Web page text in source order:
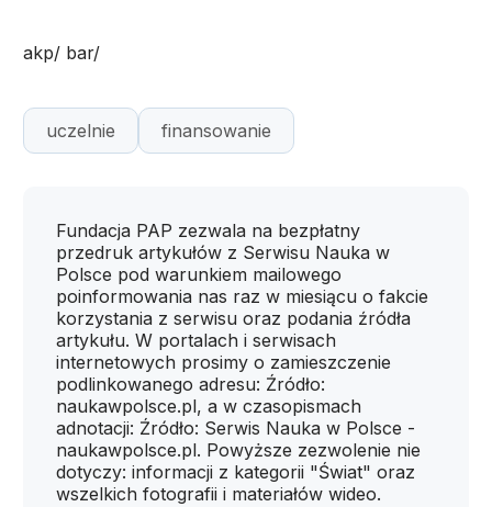
akp/ bar/
uczelnie finansowanie
Fundacja PAP zezwala na bezpłatny
przedruk artykułów z Serwisu Nauka w
Polsce pod warunkiem mailowego
poinformowania nas raz w miesiącu o fakcie
korzystania z serwisu oraz podania źródła
artykułu. W portalach i serwisach
internetowych prosimy o zamieszczenie
podlinkowanego adresu: Źródło:
naukawpolsce.pl, a w czasopismach
adnotacji: Źródło: Serwis Nauka w Polsce -
naukawpolsce.pl. Powyższe zezwolenie nie
dotyczy: informacji z kategorii "Świat" oraz
wszelkich fotografii i materiałów wideo.